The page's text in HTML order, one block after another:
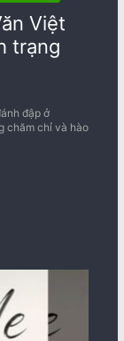
Việt
trạng
đập ở
chăm chỉ và hào